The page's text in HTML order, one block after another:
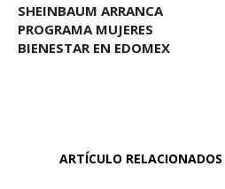
SHEINBAUM ARRANCA
PROGRAMA MUJERES
BIENESTAR EN EDOMEX
ARTÍCULO RELACIONADOS